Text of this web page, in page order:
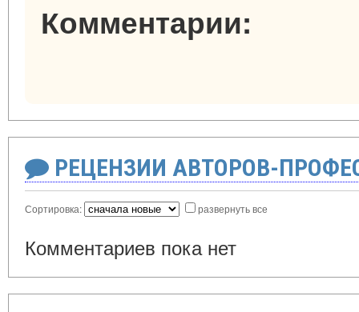
Комментарии:
РЕЦЕНЗИИ АВТОРОВ-
Сортировка: развернуть все
Комментариев пока нет